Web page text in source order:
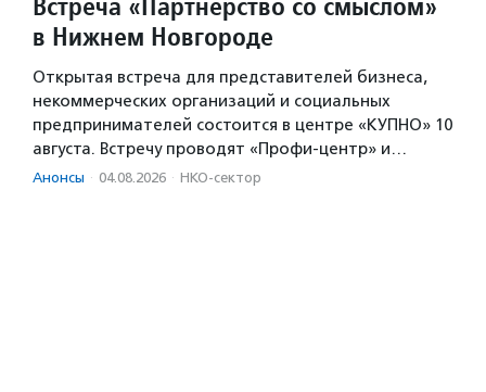
в Нижнем Новгороде
Открытая встреча для представителей бизнеса,
некоммерческих организаций и социальных
предпринимателей состоится в центре «КУПНО» 10
августа. Встречу проводят «Профи-центр» и…
Анонсы · 04.08.2026 · НКО-сектор